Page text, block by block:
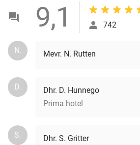
9,1 742
N. Mevr. N. Rutten
D.
Dhr. D. Hunnego
Prima hotel
S. Dhr. S. Gritter